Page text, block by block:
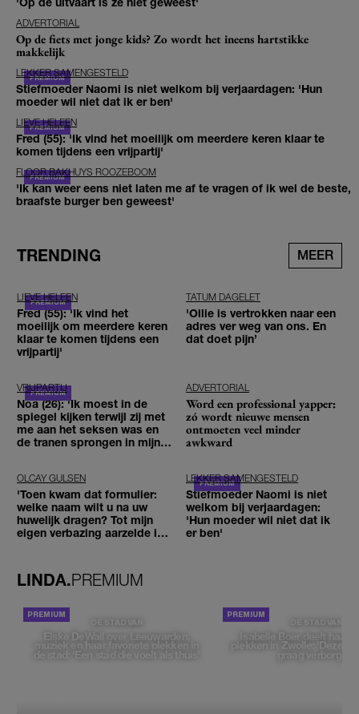
ADVERTORIAL
Op de fiets met jonge kids? Zo wordt het ineens hartstikke
makkelijk
LEKKER SAMENGESTELD
Stiefmoeder Naomi is niet welkom bij verjaardagen: 'Hun
moeder wil niet dat ik er ben'
LIEVE HELEEN
Fred (55): 'Ik vind het moeilijk om meerdere keren klaar te
komen tijdens een vrijpartij'
FLOOR BAKHUYS ROOZEBOOM
'Ik kan weer eens niet laten me af te vragen of ik wel de beste,
braafste burger ben geweest'
TRENDING MEER
LIEVE HELEEN
Fred (55): 'Ik vind het
moeilijk om meerdere keren
klaar te komen tijdens een
vrijpartij'
TATUM DAGELET
'Ollie is vertrokken naar een
adres ver weg van ons. En
dat doet pijn’
VRIJPARTIJ
Noa (26): 'Ik moest in de
spiegel kijken terwijl zij met
me aan het seksen was en
de tranen sprongen in mijn
ADVERTORIAL
Word een professional yapper:
zó wordt nieuwe mensen
ontmoeten veel minder
awkward
OLCAY GULSEN
'Toen kwam dat formulier:
welke naam wilt u na uw
huwelijk dragen? Tot mijn
eigen verbazing aarzelde ik
LEKKER SAMENGESTELD
Stiefmoeder Naomi is niet
welkom bij verjaardagen:
'Hun moeder wil niet dat ik
er ben'
LINDA.PREMIUM
DE STAD VAN
Elske DeWall over Leeuwarden,
muziek en haar favoriete plekken in
de stad: 'Een stad die voelt als thuis'
DE STAD VAN
Isabelle Boer deelt haar
plekken in Zwolle: 'Deze
graag verborgen'